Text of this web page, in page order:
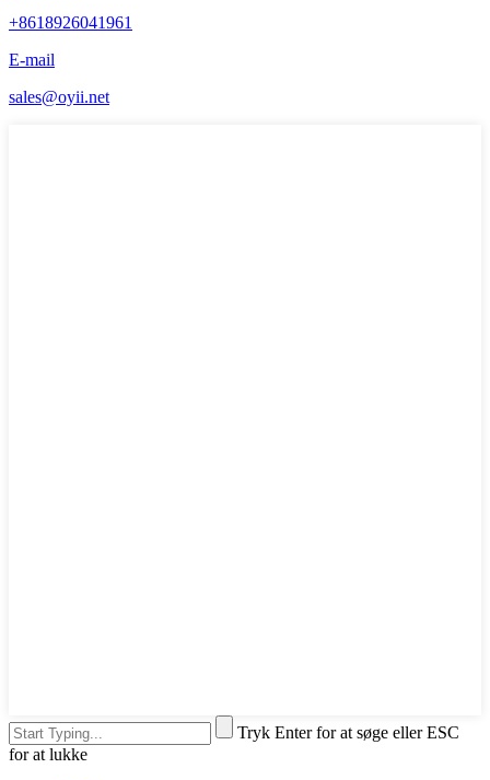
+8618926041961
E-mail
sales@oyii.net
Tryk Enter for at søge eller ESC
for at lukke